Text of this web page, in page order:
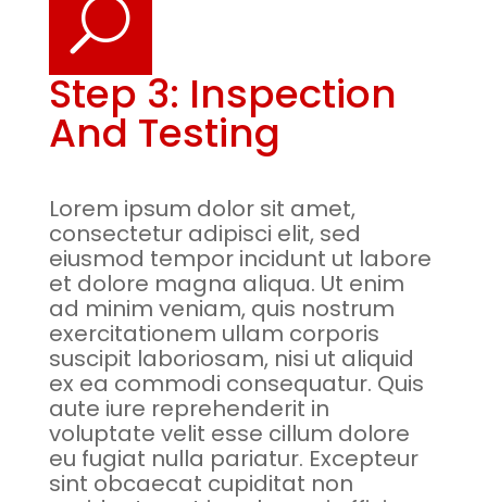
U
Step 3: Inspection
And Testing
Lorem ipsum dolor sit amet,
consectetur adipisci elit, sed
eiusmod tempor incidunt ut labore
et dolore magna aliqua. Ut enim
ad minim veniam, quis nostrum
exercitationem ullam corporis
suscipit laboriosam, nisi ut aliquid
ex ea commodi consequatur. Quis
aute iure reprehenderit in
voluptate velit esse cillum dolore
eu fugiat nulla pariatur. Excepteur
sint obcaecat cupiditat non